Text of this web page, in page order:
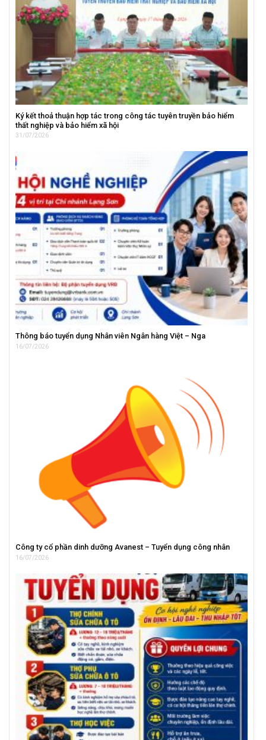
Ký kết thoả thuận hợp tác trong công tác tuyên truyền bảo hiểm
thất nghiệp và bảo hiểm xã hội
31/07/2026
Thông báo tuyển dụng Nhân viên Ngân hàng Việt – Nga
16/07/2026
Công ty cổ phần dinh dưỡng Avanest – Tuyển dụng công nhân
16/07/2026